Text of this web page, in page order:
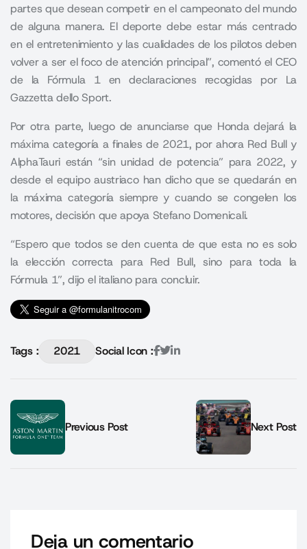
partes que desean competir en el campeonato del mundo
de alguna manera. El deporte debe estar más centrado
en el entretenimiento y las cualidades de los pilotos deben
volver a ser el foco de atención principal”, comentó el CEO
de la Fórmula 1 en declaraciones recogidas por La
Gazzetta dello Sport.
Por otra parte, luego de anunciarse que Honda dejará la
máxima categoría a finales de 2021, por ahora Red Bull y
AlphaTauri están “sin unidad de potencia” para 2022, y
desde el equipo austriaco han dicho que se quedarán en
la máxima categoría siempre y cuando se congelen los
motores, decisión que apoya Stefano Domenicali.
“Espero que todos se den cuenta de que esta no es solo
la elección correcta para Red Bull, sino para toda la
Fórmula 1”, dijo el italiano para concluir.
Tags : 2021 Social Icon :
Previous Post Next Post
Deja un comentario